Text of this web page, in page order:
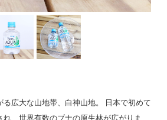
る広大な山地帯、白神山地。 日本で初めて